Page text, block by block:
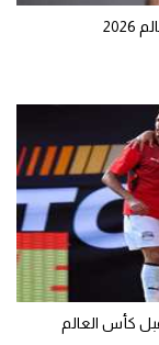
كأس العالم